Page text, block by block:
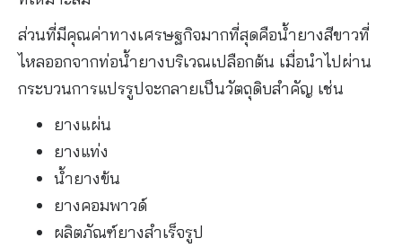
การเตรียมดิน
การดูแลต้นยางอ่อน
การกรีดยางอย่างเหมาะสม
ปัจจัยที่มีผลต่อผลผลิตน้ำยาง
ความสำคัญของยางพาราต่อเศรษฐกิจ
ปัญหาและความท้าทายของสวนยางพารา
ราคายางผันผวน
ต้นทุนแรงงาน
ส่วนที่มีคุณค่าทางเศรษฐกิจมากที่สุดคือน้ำยางสีขาวที่
ไหลออกจากท่อน้ำยางบริเวณเปลือกต้น เมื่อนำไปผ่าน
กระบวนการแปรรูปจะกลายเป็นวัตถุดิบสำคัญ เช่น
ยางแผ่น
ยางแท่ง
น้ำยางข้น
ยางคอมพาวด์
ผลิตภัณฑ์ยางสำเร็จรูป